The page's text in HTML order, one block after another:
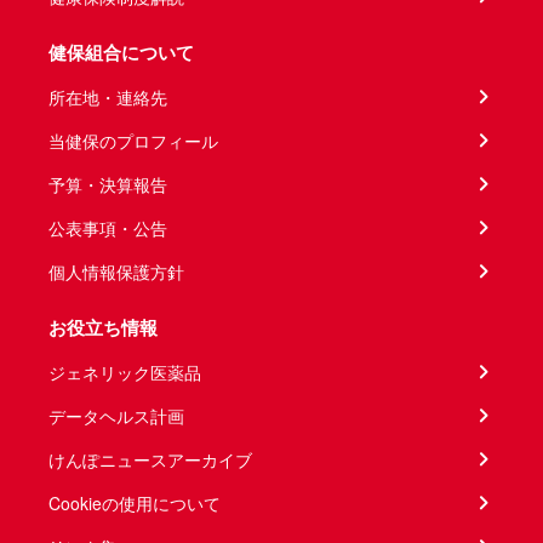
健保組合について
所在地・連絡先
当健保のプロフィール
予算・決算報告
公表事項・公告
個人情報保護方針
お役立ち情報
ジェネリック医薬品
データヘルス計画
けんぽニュースアーカイブ
Cookieの使用について